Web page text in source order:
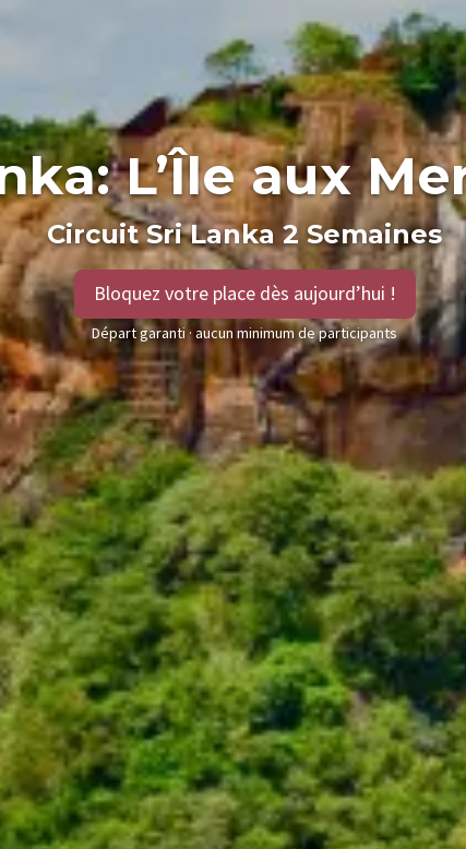
L’Île aux
Circuit Sri Lanka 2 Semaines
Bloquez votre place dès aujourd’hui !
Départ garanti · aucun minimum de participants